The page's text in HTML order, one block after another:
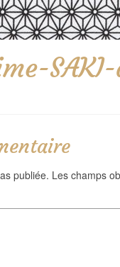
publiée. Les champs